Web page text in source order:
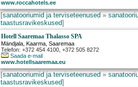
www.roccahotels.ee
[sanatooriumid ja terviseteenused»
taastusravikeskused]
Hotell Saaremaa Thalasso SPA
Mändjala Kaarma , Saaremaa
Telefon: +372 454 4100, +372 505 8272
Saada e-mail
www.hotellsaaremaa.eu
[sanatooriumid ja terviseteenused»
taastusravikeskused]